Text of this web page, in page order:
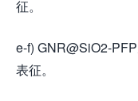
征。
e-f) GNR@SiO2-
表征。